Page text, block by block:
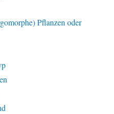
Pflanzen oder